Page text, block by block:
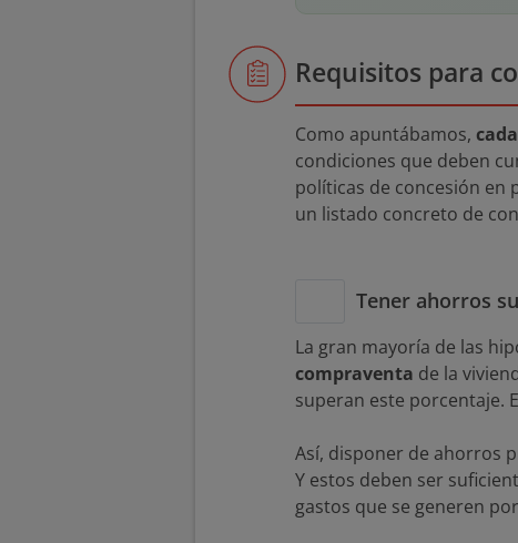
Requisitos para
Como apuntábamos,
condiciones que deben
políticas de concesión en
un listado concreto de
Tener ahorros
La gran mayoría de las
compraventa de la
superan este porcentaje.
Así, disponer de ahorros
Y estos deben ser
gastos que se generen